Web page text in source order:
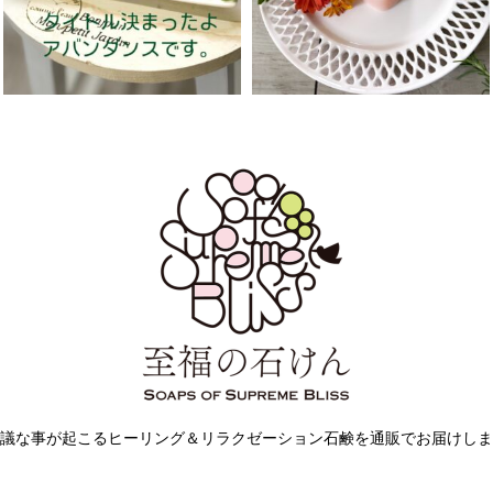
な事が起こるヒーリング＆リラクゼーション石鹸を通販でお届けし